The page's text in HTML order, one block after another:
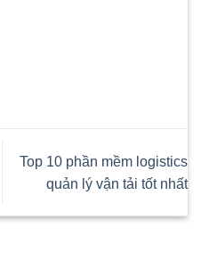
Top 10 phần mềm logistics
quản lý vận tải tốt nhất